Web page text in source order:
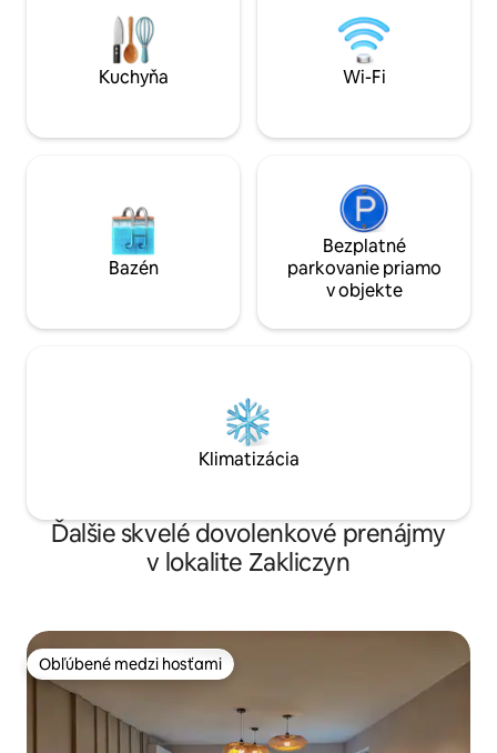
mieste môžete využiť gril a pôvabnú
terasu. Pozývame vás na
nezabudnuteľné chvíle relaxu!
jest duży,
położony w
asfaltową,
Kuchyňa Wi-Fi
Bazén
Bezplatné
parkovanie priamo
v objekte
Klimatizácia
Ďalšie skvelé dovolenkové prenájmy
v lokalite Zakliczyn
Obľúbené medzi hosťami
Obľúbené medzi hosťami